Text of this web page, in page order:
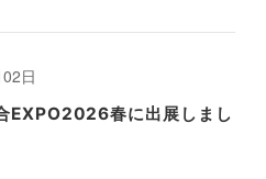
日
EXPO2026春に出展しまし